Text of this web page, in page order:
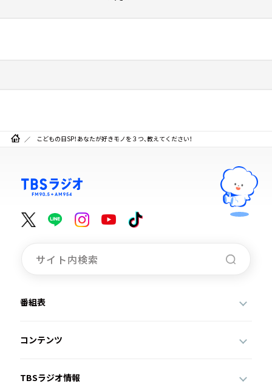
こどもの日SP！あなたが好きモノを３つ、教えてください！
番組表
コンテンツ
TBSラジオ情報